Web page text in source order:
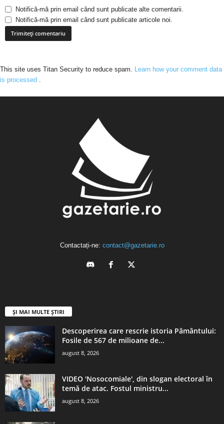
Notifică-mă prin email când sunt publicate alte comentarii.
Notifică-mă prin email când sunt publicate articole noi.
This site uses Titan Security to reduce spam. Learn how your comment data
is processed .
Contactați-ne: contact@gazetarie.ro
ȘI MAI MULTE ȘTIRI
Descoperirea care rescrie istoria Pământului:
Fosile de 567 de milioane de...
august 8, 2026
VIDEO 'Nosocomiale', din slogan electoral în
temă de atac. Fostul ministru...
august 8, 2026